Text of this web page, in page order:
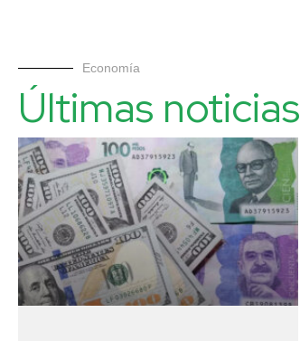
Economía
Últimas noticias